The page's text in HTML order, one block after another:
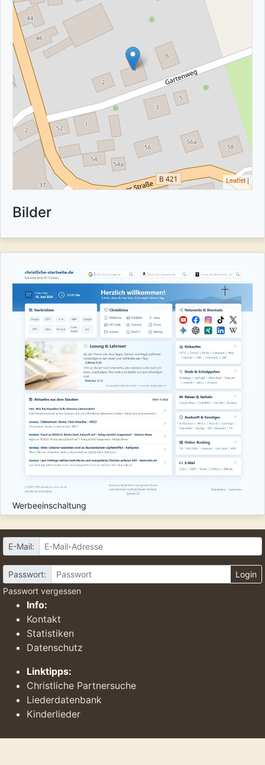
Leaflet|
Bilder
Werbeeinschaltung
E-Mail:
Passwort:
Login
Passwort vergessen
Info:
Kontakt
Statistiken
Datenschutz
Linktipps:
Christliche Partnersuche
Liederdatenbank
Kinderlieder